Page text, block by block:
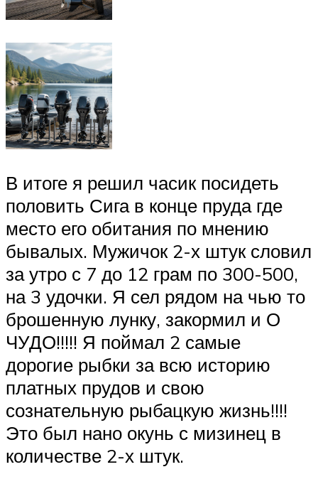
В итоге я решил часик посидеть
половить Сига в конце пруда где
место его обитания по мнению
бывалых. Мужичок 2-х штук словил
за утро с 7 до 12 грам по 300-500,
на 3 удочки. Я сел рядом на чью то
брошенную лунку, закормил и О
ЧУДО!!!!! Я поймал 2 самые
дорогие рыбки за всю историю
платных прудов и свою
сознательную рыбацкую жизнь!!!!
Это был нано окунь с мизинец в
количестве 2-х штук.